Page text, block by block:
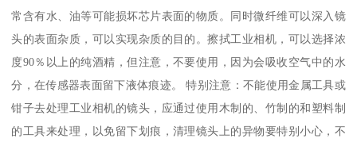
常含有水、油等可能损坏芯片表面的物质。同时微纤维可以深入镜
头的表面杂质，可以实现杂质的目的。擦拭工业相机，可以选择浓
度90％以上的纯酒精，但注意，不要使用，因为会吸收空气中的水
分，在传感器表面留下液体痕迹。 特别注意：不能使用金属工具或
钳子去处理工业相机的镜头，应通过使用木制的、竹制的和塑料制
的工具来处理，以免留下划痕，清理镜头上的异物要特别小心，不